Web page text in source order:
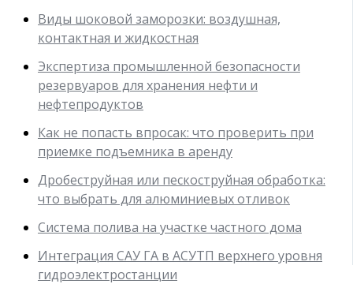
Виды шоковой заморозки: воздушная,
контактная и жидкостная
Экспертиза промышленной безопасности
резервуаров для хранения нефти и
нефтепродуктов
Как не попасть впросак: что проверить при
приемке подъемника в аренду
Дробеструйная или пескоструйная обработка:
что выбрать для алюминиевых отливок
Система полива на участке частного дома
Интеграция САУ ГА в АСУТП верхнего уровня
гидроэлектростанции